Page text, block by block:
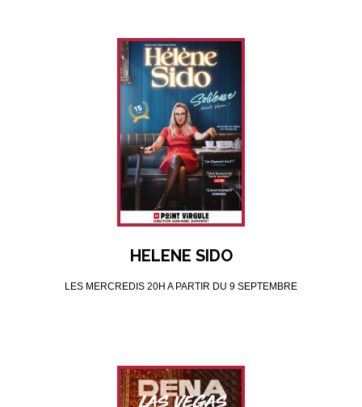
HELENE SIDO
LES MERCREDIS 20H A PARTIR DU 9 SEPTEMBRE